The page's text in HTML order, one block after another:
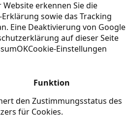
erkennen Sie die
Erklärung sowie das Tracking
Eine Deaktivierung von Google
auf dieser Seite
OKCookie-Einstellungen
Funktion
den Zustimmungsstatus des
für Cookies.